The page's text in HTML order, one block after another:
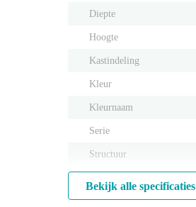
Diepte
Hoogte
Kastindeling
Kleur
Kleurnaam
Serie
Structuur
Bekijk alle specificaties